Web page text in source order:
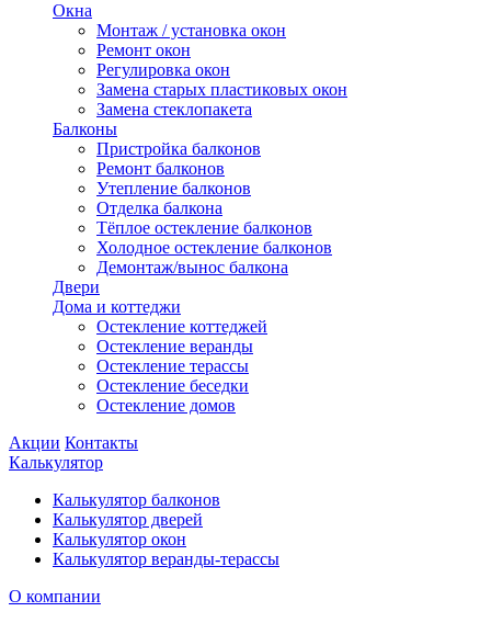
Окна
Монтаж / установка окон
Ремонт окон
Регулировка окон
Замена старых пластиковых окон
Замена стеклопакета
Балконы
Пристройка балконов
Ремонт балконов
Утепление балконов
Отделка балкона
Тёплое остекление балконов
Холодное остекление балконов
Демонтаж/вынос балкона
Двери
Дома и коттеджи
Остекление коттеджей
Остекление веранды
Остекление терассы
Остекление беседки
Остекление домов
Акции Контакты
Калькулятор
Калькулятор балконов
Калькулятор дверей
Калькулятор окон
Калькулятор веранды-терассы
О компании